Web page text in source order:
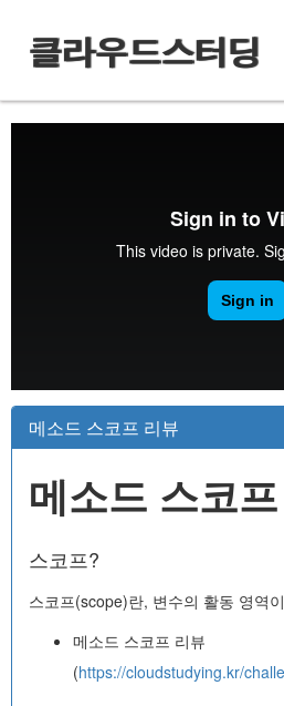
클라우드스터딩
메소드 스코프 리뷰
메소드 스코
스코프?
스코프(scope)란, 변수의 활동 영역
메소드 스코프 리뷰
(https://cloudstudying.kr/